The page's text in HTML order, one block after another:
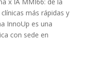
más rápidas y
InnoUp es una
con sede en